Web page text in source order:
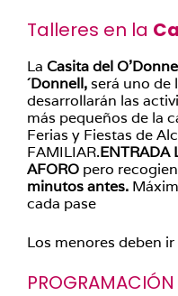
Talleres en la
La Casita del
´Donnell,será uno de
desarrollarán las
más pequeños de la
Ferias y Fiestas de
FAMILIAR.ENTRADA
AFORO pero
minutos antes.
cada pase
Los menores deben ir